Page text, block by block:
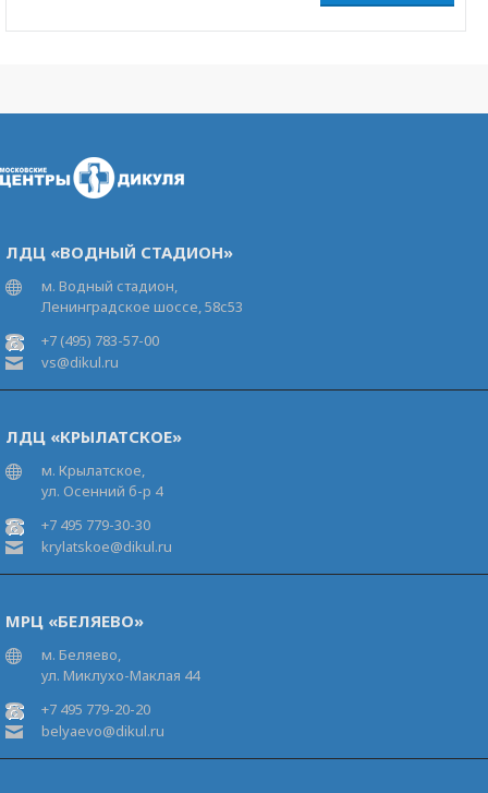
ЛДЦ «ВОДНЫЙ СТАДИОН»
м. Водный стадион,
Ленинградское шоссе, 58с53
+7 (495) 783-57-00
vs@dikul.ru
ЛДЦ «КРЫЛАТСКОЕ»
м. Крылатское,
ул. Осенний б-р 4
+7 495 779-30-30
krylatskoe@dikul.ru
МРЦ «БЕЛЯЕВО»
м. Беляево,
ул. Миклухо-Маклая 44
+7 495 779-20-20
belyaevo@dikul.ru